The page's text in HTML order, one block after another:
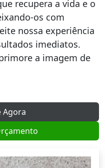
recupera a vida e o
os com
nossa experiência
imediatos.
a imagem de
Agora